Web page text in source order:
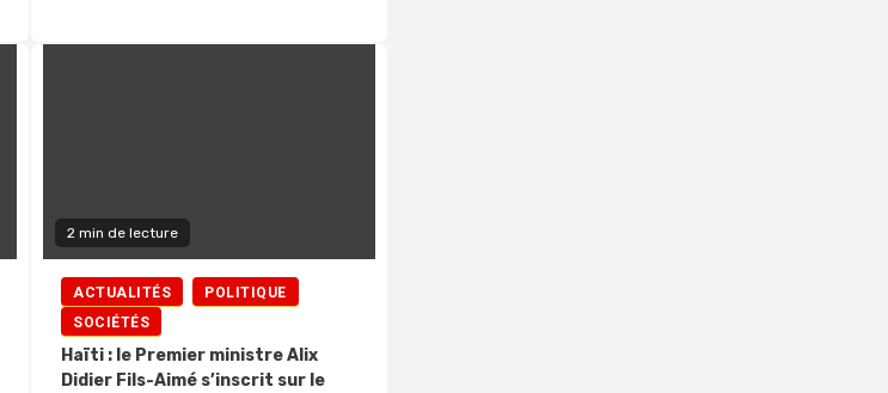
2 min de lecture
ACTUALITÉS
POLITIQUE
SOCIÉTÉS
Haïti : le Premier ministre Alix
Didier Fils-Aimé s’inscrit sur le